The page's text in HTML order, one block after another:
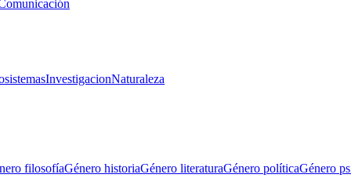
InvestigacionNaturaleza
filosofíaGénero historiaGénero literaturaGénero políticaGénero